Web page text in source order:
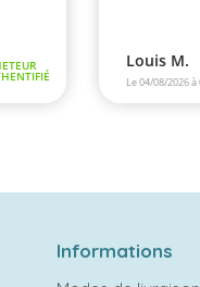
Informations